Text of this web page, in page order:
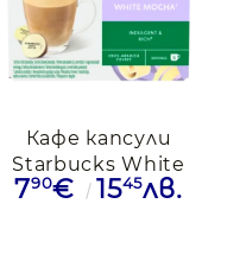
Кафе капсули
Starbucks White
Mocha съвместими
790€ 1545лв.